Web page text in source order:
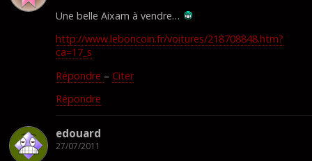
Une belle Aixam à vendre…
http://www.leboncoin.fr/voitures/218708848.htm?
ca=17_s
Répondre – Citer
Répondre
edouard
27/07/2011